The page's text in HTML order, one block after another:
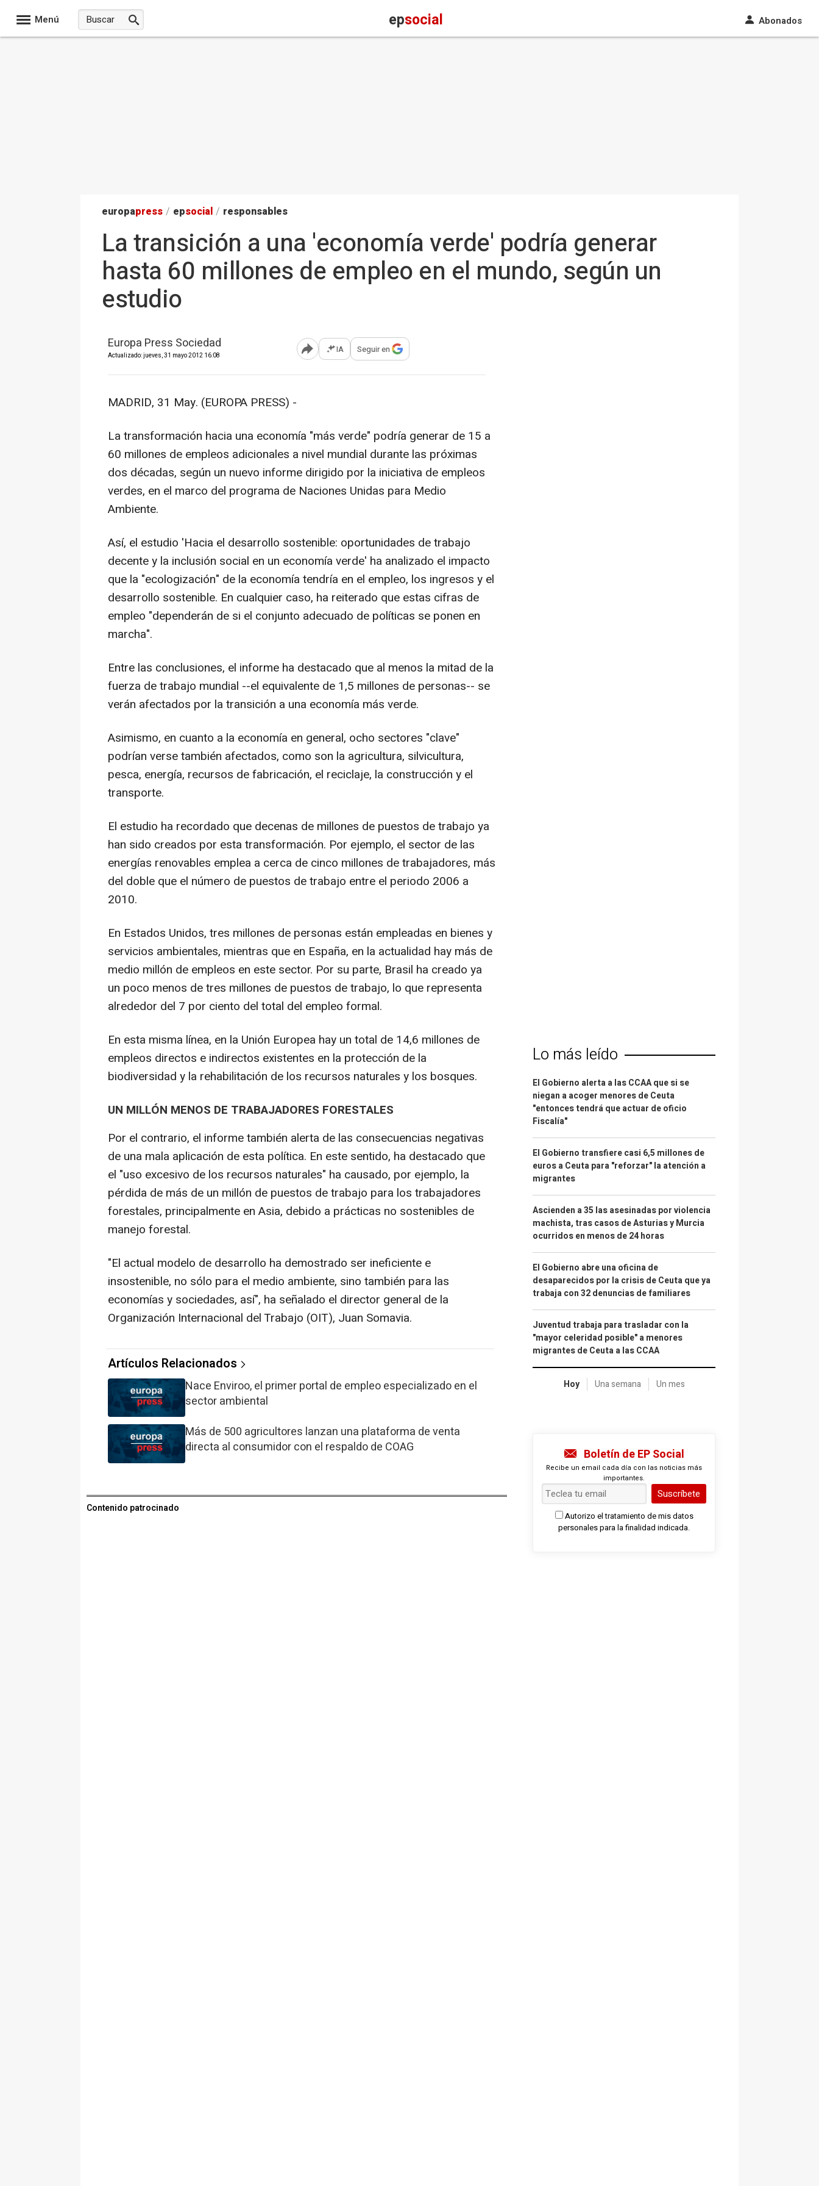
Menú epsocial Abonados
europapress / epsocial / responsables
La transición a una 'economía verde' podría generar
hasta 60 millones de empleo en el mundo, según un
estudio
Europa Press Sociedad
Actualizado: jueves, 31 mayo 2012 16:08 Abrir opciones para compartir
IA Seguir en
MADRID, 31 May. (EUROPA PRESS) -
La transformación hacia una economía "más verde" podría generar de 15 a
60 millones de empleos adicionales a nivel mundial durante las próximas
dos décadas, según un nuevo informe dirigido por la iniciativa de empleos
verdes, en el marco del programa de Naciones Unidas para Medio
Ambiente.
Así, el estudio 'Hacia el desarrollo sostenible: oportunidades de trabajo
decente y la inclusión social en un economía verde' ha analizado el impacto
que la "ecologización" de la economía tendría en el empleo, los ingresos y el
desarrollo sostenible. En cualquier caso, ha reiterado que estas cifras de
empleo "dependerán de si el conjunto adecuado de políticas se ponen en
marcha".
Entre las conclusiones, el informe ha destacado que al menos la mitad de la
fuerza de trabajo mundial --el equivalente de 1,5 millones de personas-- se
verán afectados por la transición a una economía más verde.
Asimismo, en cuanto a la economía en general, ocho sectores "clave"
podrían verse también afectados, como son la agricultura, silvicultura,
pesca, energía, recursos de fabricación, el reciclaje, la construcción y el
transporte.
El estudio ha recordado que decenas de millones de puestos de trabajo ya
han sido creados por esta transformación. Por ejemplo, el sector de las
energías renovables emplea a cerca de cinco millones de trabajadores, más
del doble que el número de puestos de trabajo entre el periodo 2006 a
2010.
En Estados Unidos, tres millones de personas están empleadas en bienes y
servicios ambientales, mientras que en España, en la actualidad hay más de
medio millón de empleos en este sector. Por su parte, Brasil ha creado ya
un poco menos de tres millones de puestos de trabajo, lo que representa
alrededor del 7 por ciento del total del empleo formal.
En esta misma línea, en la Unión Europea hay un total de 14,6 millones de
empleos directos e indirectos existentes en la protección de la
biodiversidad y la rehabilitación de los recursos naturales y los bosques.
UN MILLÓN MENOS DE TRABAJADORES FORESTALES
Por el contrario, el informe también alerta de las consecuencias negativas
de una mala aplicación de esta política. En este sentido, ha destacado que
el "uso excesivo de los recursos naturales" ha causado, por ejemplo, la
pérdida de más de un millón de puestos de trabajo para los trabajadores
forestales, principalmente en Asia, debido a prácticas no sostenibles de
manejo forestal.
"El actual modelo de desarrollo ha demostrado ser ineficiente e
insostenible, no sólo para el medio ambiente, sino también para las
economías y sociedades, así", ha señalado el director general de la
Organización Internacional del Trabajo (OIT), Juan Somavia.
Artículos Relacionados
Nace Enviroo, el primer portal de empleo especializado en el
sector ambiental
Más de 500 agricultores lanzan una plataforma de venta
directa al consumidor con el respaldo de COAG
Contenido patrocinado
Lo más leído
El Gobierno alerta a las CCAA que si se
niegan a acoger menores de Ceuta
"entonces tendrá que actuar de oficio
Fiscalía"
El Gobierno transfiere casi 6,5 millones de
euros a Ceuta para "reforzar" la atención a
migrantes
Ascienden a 35 las asesinadas por violencia
machista, tras casos de Asturias y Murcia
ocurridos en menos de 24 horas
El Gobierno abre una oficina de
desaparecidos por la crisis de Ceuta que ya
trabaja con 32 denuncias de familiares
Juventud trabaja para trasladar con la
"mayor celeridad posible" a menores
migrantes de Ceuta a las CCAA
Hoy Una semana Un mes
Boletín de EP Social
Recibe un email cada día con las noticias más
importantes.
Suscríbete
Autorizo el tratamiento de mis datos
personales para la finalidad indicada.